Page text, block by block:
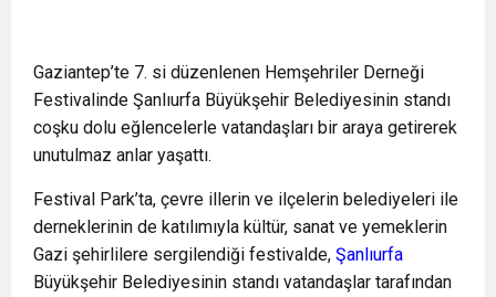
Gaziantep’te 7. si düzenlenen Hemşehriler Derneği
Festivalinde Şanlıurfa Büyükşehir Belediyesinin standı
coşku dolu eğlencelerle vatandaşları bir araya getirerek
unutulmaz anlar yaşattı.
Festival Park’ta, çevre illerin ve ilçelerin belediyeleri ile
derneklerinin de katılımıyla kültür, sanat ve yemeklerin
Gazi şehirlilere sergilendiği festivalde, Şanlıurfa
Büyükşehir Belediyesinin standı vatandaşlar tarafından